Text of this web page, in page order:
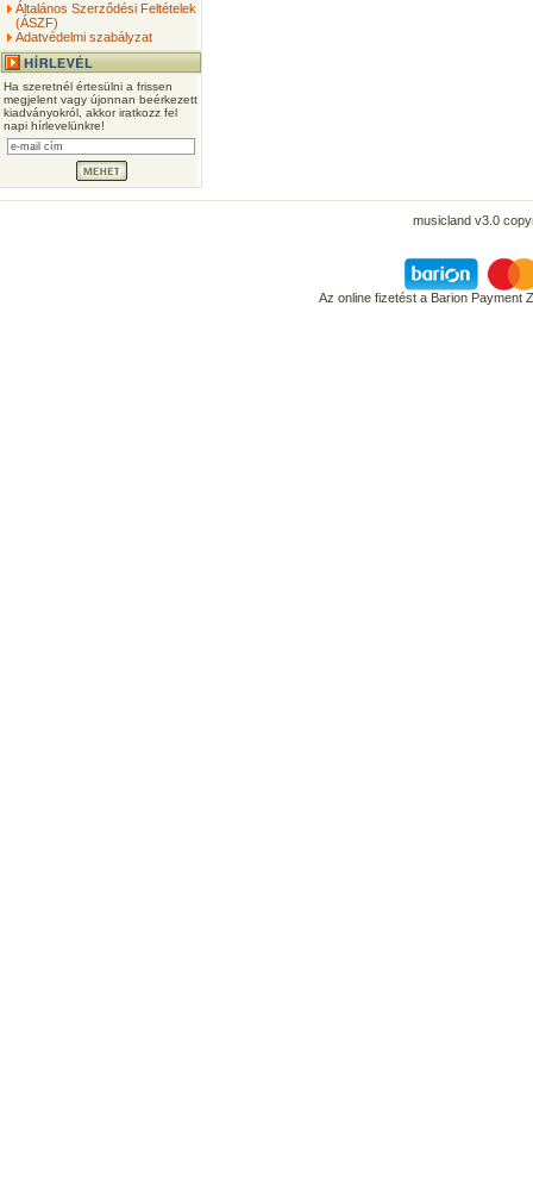
Általános Szerződési Feltételek
(ÁSZF)
Adatvédelmi szabályzat
Ha szeretnél értesülni a frissen
megjelent vagy újonnan beérkezett
kiadványokról, akkor iratkozz fel
napi hírlevelünkre!
musicland v3.0
Az online fizetést a Barion Payment